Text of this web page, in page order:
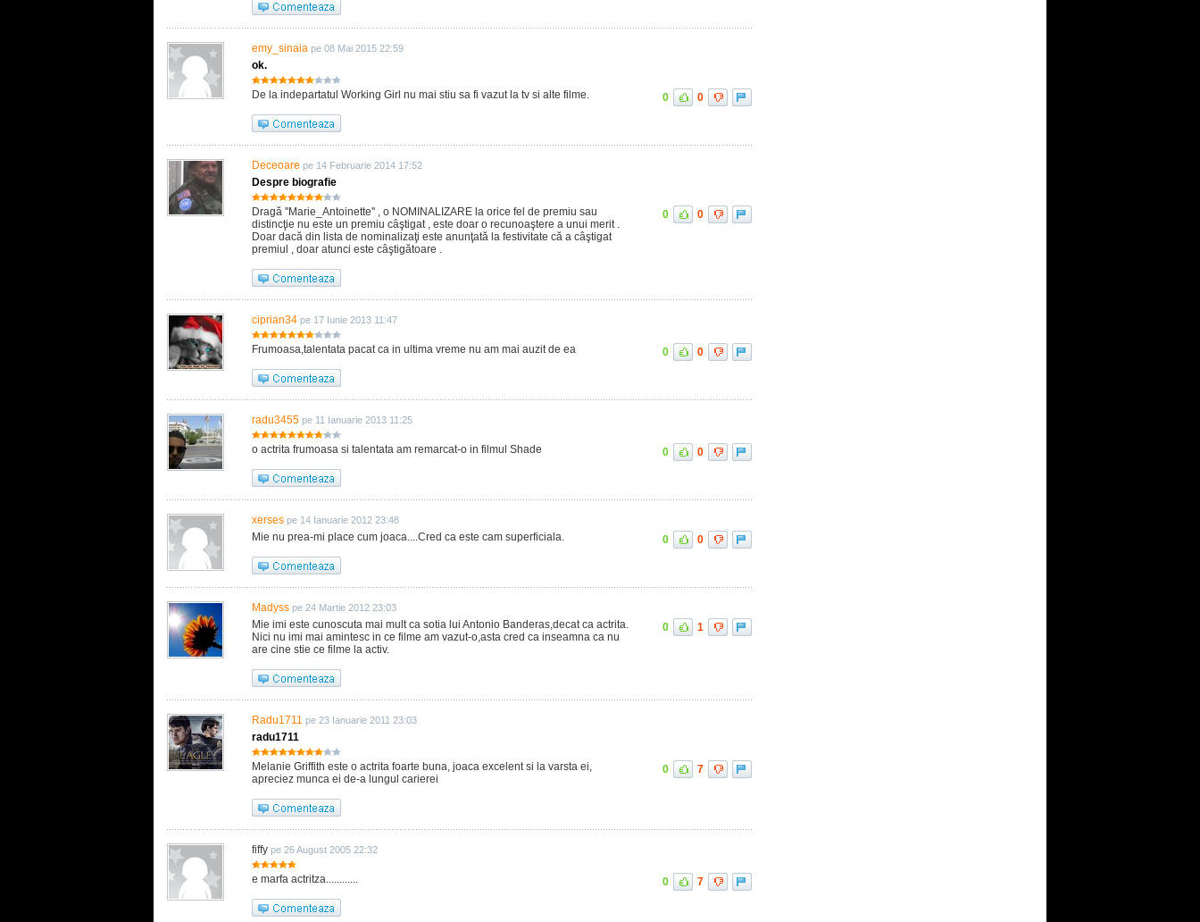
emy_sinaia pe 08 Mai 2015 22:59
ok.
De la indepartatul Working Girl nu mai stiu sa fi vazut la tv si alte filme. 0 0
Deceoare pe 14 Februarie 2014 17:52
Despre biografie
Dragă ''Marie_Antoinette'' , o NOMINALIZARE la orice fel de premiu sau
distincţie nu este un premiu câştigat , este doar o recunoaştere a unui merit .
Doar dacă din lista de nominalizaţi este anunţată la festivitate că a câştigat
premiul , doar atunci este câştigătoare .
0 0
ciprian34 pe 17 Iunie 2013 11:47
Frumoasa,talentata pacat ca in ultima vreme nu am mai auzit de ea 0 0
radu3455 pe 11 Ianuarie 2013 11:25
o actrita frumoasa si talentata am remarcat-o in filmul Shade 0 0
xerses pe 14 Ianuarie 2012 23:48
Mie nu prea-mi place cum joaca....Cred ca este cam superficiala. 0 0
Madyss pe 24 Martie 2012 23:03
Mie imi este cunoscuta mai mult ca sotia lui Antonio Banderas,decat ca actrita.
Nici nu imi mai amintesc in ce filme am vazut-o,asta cred ca inseamna ca nu
are cine stie ce filme la activ.
0 1
Radu1711 pe 23 Ianuarie 2011 23:03
radu1711
Melanie Griffith este o actrita foarte buna, joaca excelent si la varsta ei,
apreciez munca ei de-a lungul carierei
0 7
fiffy pe 26 August 2005 22:32
e marfa actritza............ 0 7